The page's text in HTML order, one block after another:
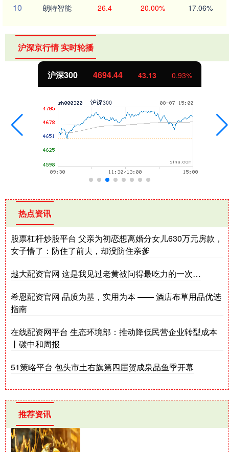
10 朗特智能 26.4 20.00% 17.06%
沪深京行情 实时轮播
沪深300 4694.44 43.13 0.93%
热点资讯
股票杠杆炒股平台 父亲为初恋想离婚分女儿630万元房款，
女子懵了：防住了前夫，却没防住亲爹
越大配资官网 这是我见过老黄被问得最吃力的一次…
希恩配资官网 品质为基，实用为本 —— 酒店布草用品优选
指南
在线配资网平台 生态环境部：推动降低民营企业转型成本
丨碳中和周报
51策略平台 包头市土右旗第四届贺成泉品鱼季开幕
推荐资讯